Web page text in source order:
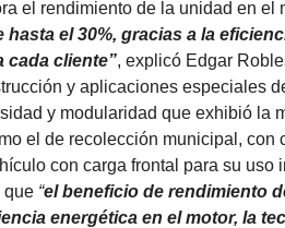
el rendimiento de la unidad en el
hasta el 30%, gracias a la
cada cliente”, explicó Edgar
y aplicaciones especiales
y modularidad que exhibió la
el de recolección municipal,
con carga frontal para su uso
que “el beneficio de rendimiento
energética en el motor, la